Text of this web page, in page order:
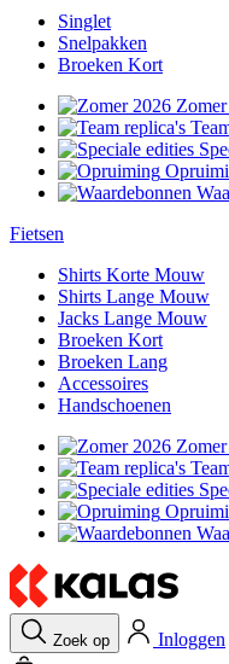
Singlet
Snelpakken
Broeken Kort
Fietsen
Shirts Korte Mouw
Shirts Lange Mouw
Jacks Lange Mouw
Broeken Kort
Broeken Lang
Accessoires
Handschoenen
Zoek op
Inloggen